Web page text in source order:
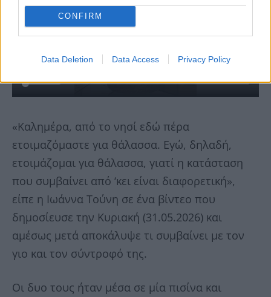
CONFIRM
Data Deletion Data Access Privacy Policy
«Καλημέρα, από το νησί εδώ πέρα
ετοιμαζόμαστε για θάλασσα. Εγώ, δηλαδή,
ετοιμάζομαι για θάλασσα, γιατί η κατάσταση
που συμβαίνει από ‘κει είναι διαφορετική»,
είπε η Ιωάννα Τούνη σε ένα βίντεο που
δημοσίευσε την Κυριακή (31.05.2026) και
αμέσως μετά αποκάλυψε τι συμβαίνει με τον
γιο και τον σύντροφό της.
Οι δυο τους ήταν μέσα σε μία πισίνα και